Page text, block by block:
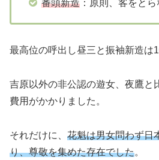
番頭新造：原則、客をとら
最高位の呼出し昼三と振袖新造は
吉原以外の非公認の遊女、夜鷹と
費用がかかりました。
それだけに、 花魁は男女問わず日
り、尊敬を集めた存在でした。